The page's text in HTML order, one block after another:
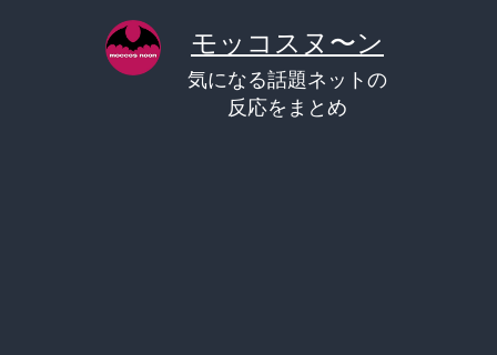
モッコスヌ〜ン
気になる話題ネットの
反応をまとめ